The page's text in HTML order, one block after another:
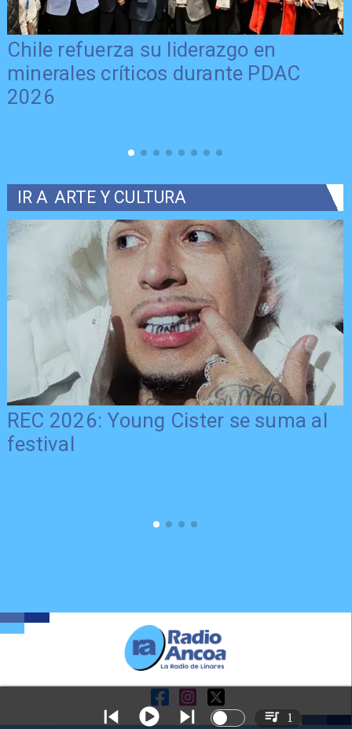
Chile refuerza su liderazgo en
minerales críticos durante PDAC
2026
IR A ARTE Y CULTURA
REC 2026: Young Cister se suma al
festival
1